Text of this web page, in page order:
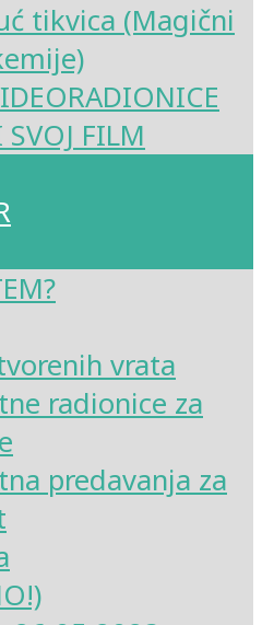
tikvica (Magični
FILM
vrata
radionice za
predavanja za